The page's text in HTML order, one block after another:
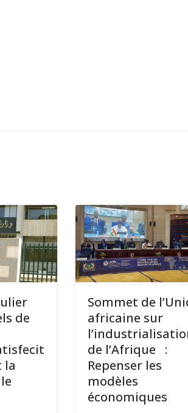
de
la
Sommet de
africaine sur
de l’Afrique :
Repenser les
modèles
économiques